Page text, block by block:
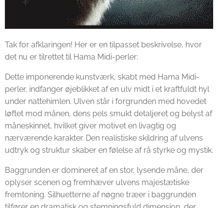
Tak for afklaringen! Her er en tilpasset beskrivelse, hvor
det nu er tilrettet til Hama Midi-perler:
Dette imponerende kunstværk, skabt med Hama Midi-
perler, indfanger øjeblikket af en ulv midt i et kraftfuldt hyl
under nattehimlen. Ulven står i forgrunden med hovedet
løftet mod månen, dens pels smukt detaljeret og belyst af
måneskinnet, hvilket giver motivet en livagtig og
nærværende karakter. Den realistiske skildring af ulvens
udtryk og struktur skaber en følelse af rå styrke og mystik.
Baggrunden er domineret af en stor, lysende måne, der
oplyser scenen og fremhæver ulvens majestætiske
fremtoning. Silhuetterne af nøgne træer i baggrunden